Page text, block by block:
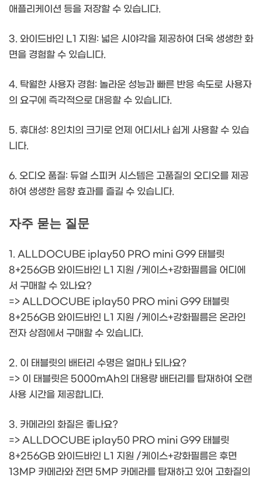
애플리케이션 등을 저장할 수 있습니다.
3. 와이드바인 L1 지원: 넓은 시야각을 제공하여 더욱 생생한 화
면을 경험할 수 있습니다.
4. 탁월한 사용자 경험: 놀라운 성능과 빠른 반응 속도로 사용자
의 요구에 즉각적으로 대응할 수 있습니다.
5. 휴대성: 8인치의 크기로 언제 어디서나 쉽게 사용할 수 있습
니다.
6. 오디오 품질: 듀얼 스피커 시스템은 고품질의 오디오를 제공
하여 생생한 음향 효과를 즐길 수 있습니다.
자주 묻는 질문
1. ALLDOCUBE iplay50 PRO mini G99 태블릿
8+256GB 와이드바인 L1 지원 /케이스+강화필름을 어디에
서 구매할 수 있나요?
=> ALLDOCUBE iplay50 PRO mini G99 태블릿
8+256GB 와이드바인 L1 지원 /케이스+강화필름은 온라인
전자 상점에서 구매할 수 있습니다.
2. 이 태블릿의 배터리 수명은 얼마나 되나요?
=> 이 태블릿은 5000mAh의 대용량 배터리를 탑재하여 오랜
사용 시간을 제공합니다.
3. 카메라의 화질은 좋나요?
=> ALLDOCUBE iplay50 PRO mini G99 태블릿
8+256GB 와이드바인 L1 지원 /케이스+강화필름은 후면
13MP 카메라와 전면 5MP 카메라를 탑재하고 있어 고화질의